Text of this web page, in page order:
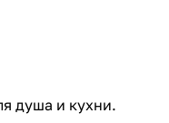
душа и кухни.